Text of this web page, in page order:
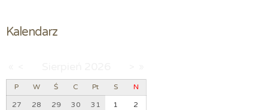
Kalendarz
P W Ś C Pt S N
27 28 29 30 31 1 2